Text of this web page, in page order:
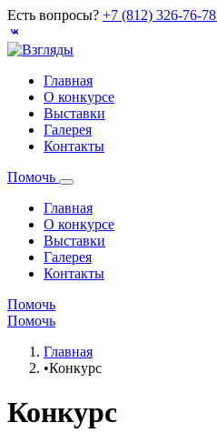
Есть вопросы? +7 (812) 326-76-78
Главная
О конкурсе
Выставки
Галерея
Контакты
Помочь
Главная
О конкурсе
Выставки
Галерея
Контакты
Помочь
Помочь
Главная
•Конкурс
Конкурс